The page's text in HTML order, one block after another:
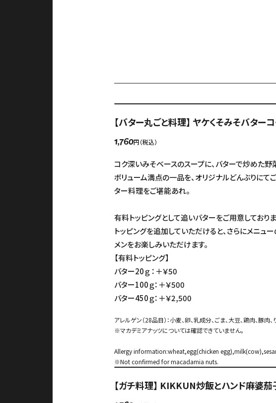
【バター丸ごと料理】 ヤケくそみそバター
1,760円（税込）
コク深いみそベースのスープに、バターで炒めた野
ボリューム満点の一品を、オリジナルどんぶりにて
ター料理をご堪能あれ。
有料トッピングとして追いバターをご用意しておりま
トッピングを追加していただけると、さらにメニュ
メンをお楽しみいただけます。
【有料トッピング】
バター20ｇ ：＋￥50
バター100ｇ：＋￥500
バター450ｇ：＋￥2,500
アレルゲン（28品目）：小麦、卵、乳成分、ごま、大豆、鶏肉、豚肉、
※マカデミアナッツについては確認できていません。
Allergy information:wheat,egg(chicken
※Not confirmed for macadamia nuts.
【ガチ料理】 KIKKUN炒飯とハンド麻婆茄